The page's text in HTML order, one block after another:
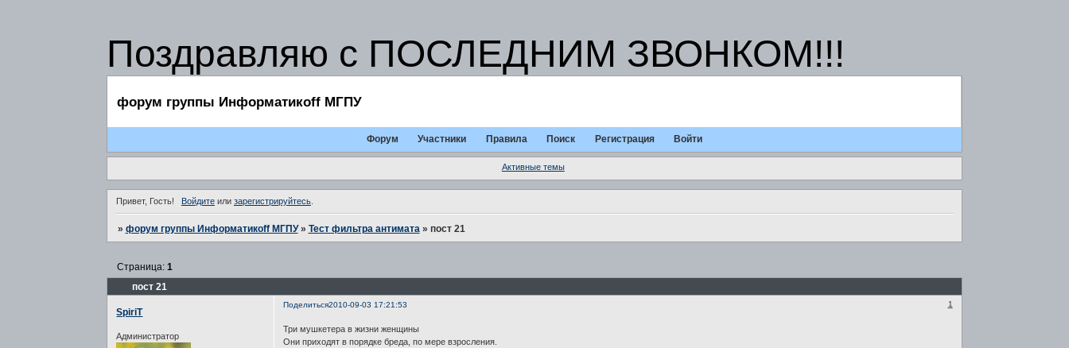
Поздравляю с ПОСЛЕДНИМ ЗВОНКОМ!!!
форум группы Информатикоff МГПУ
Форум Участники Правила Поиск Регистрация Войти
Активные темы
Привет, Гость! Войдитеили зарегистрируйтесь.
» форум группы Информатикоff МГПУ » Тест фильтра антимата » пост 21
пост 21
Страница: 1
Поделиться 1
2010-09-03 17:21:53
SpiriT
Администратор
Три мушкетера в жизни женщины
Они приходят в порядке бреда, по мере взросления.